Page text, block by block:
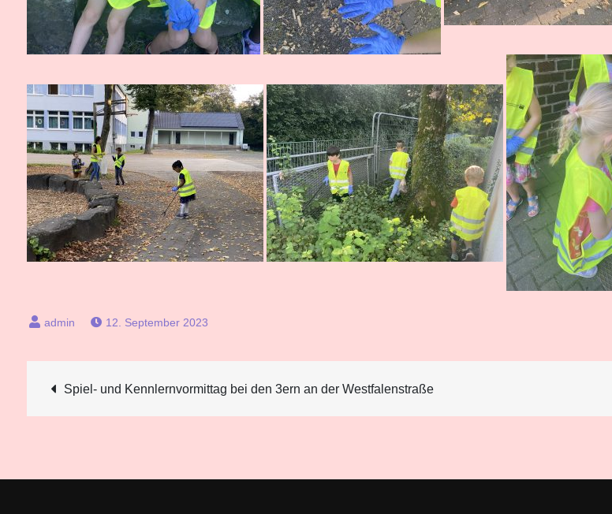
12. September 2023
Beitragsnavigation
Spiel- und Kennlernvormittag bei den 3ern an der Westfalenstraße